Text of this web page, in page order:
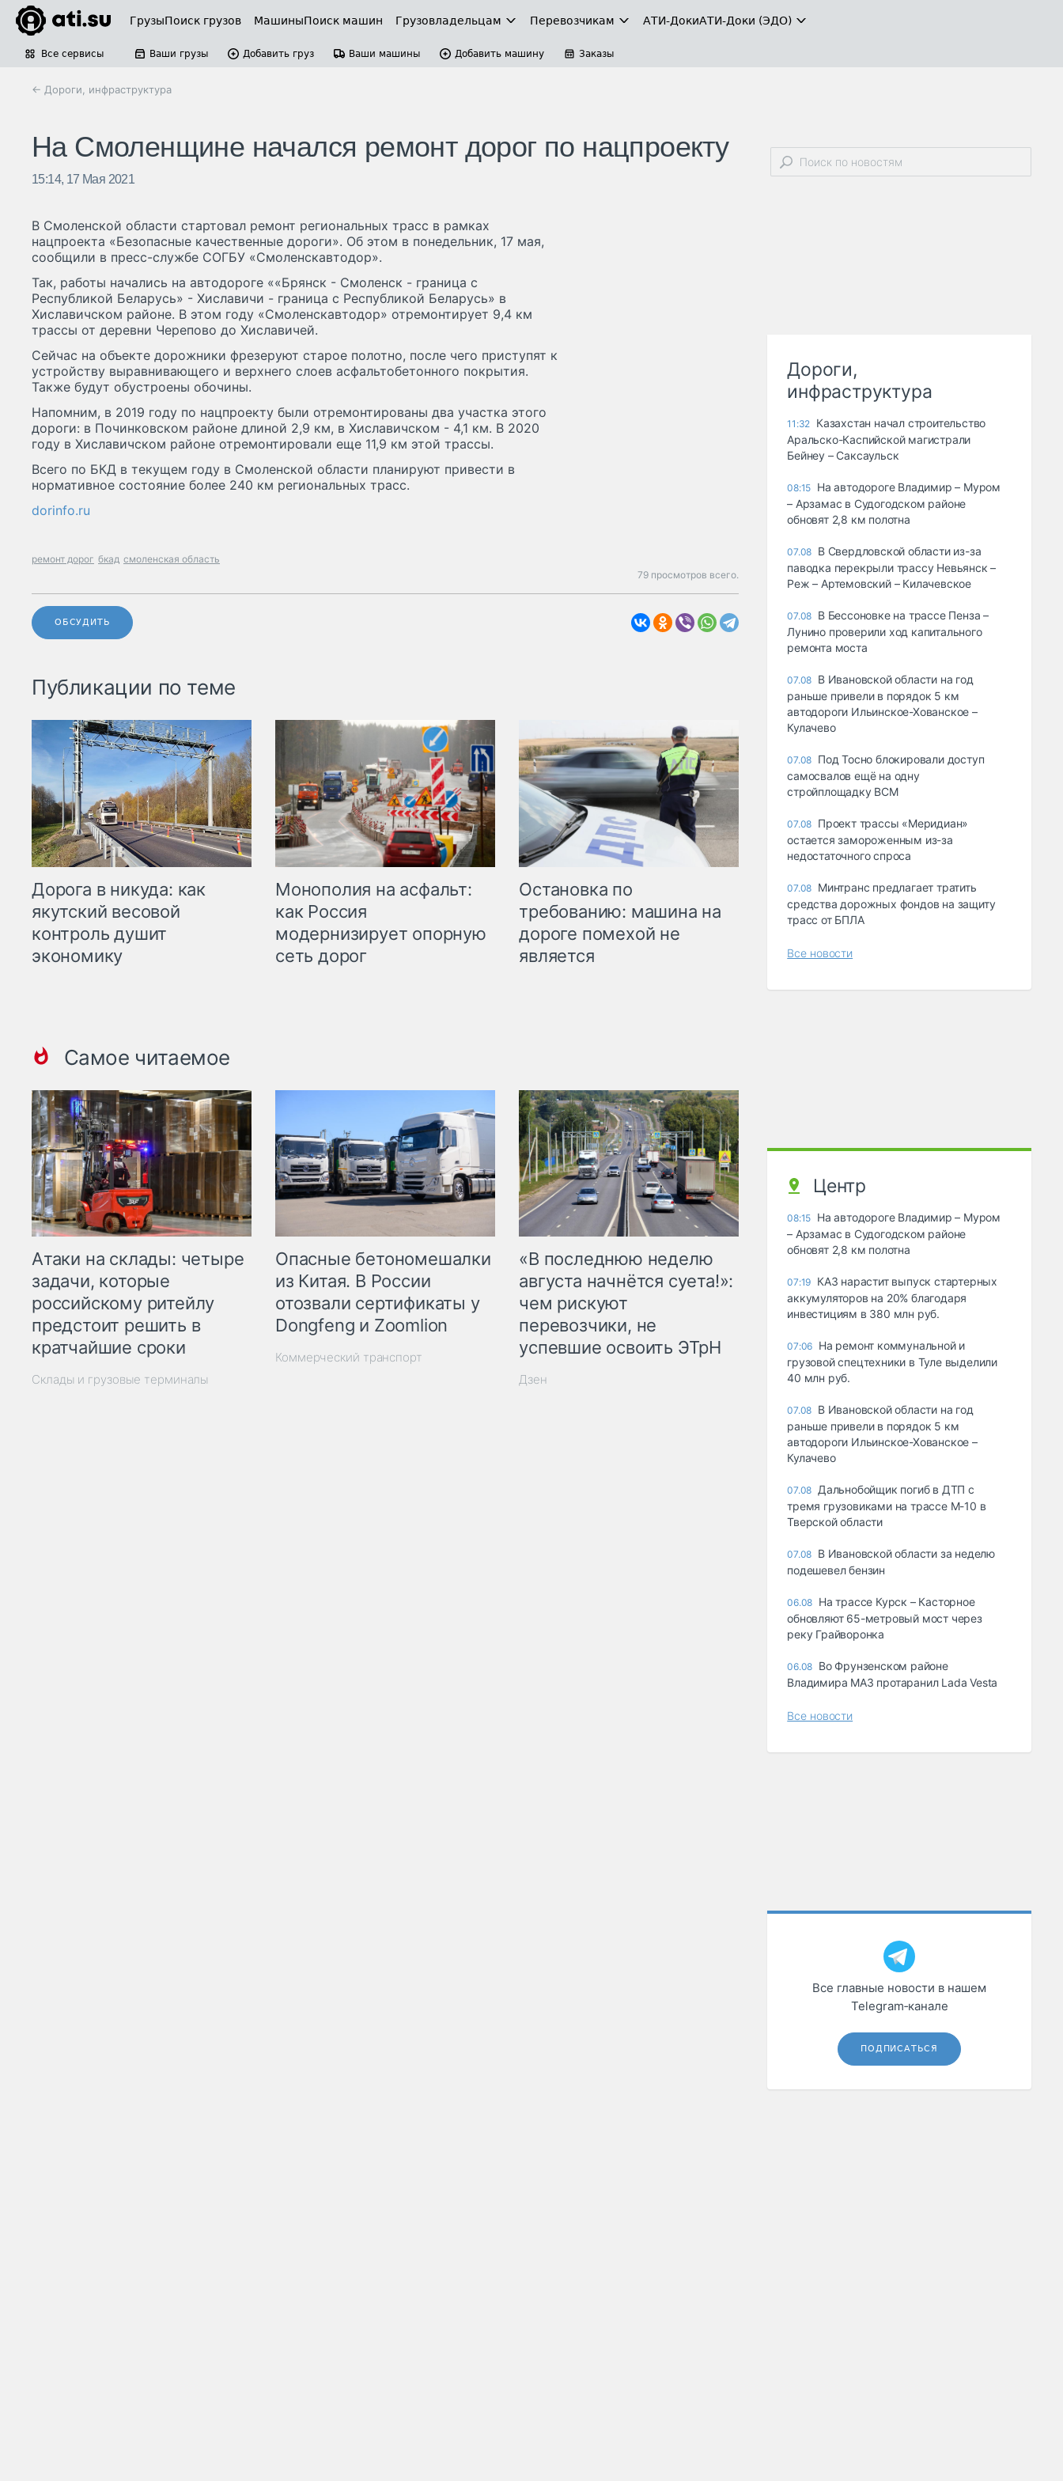
ГрузыПоиск грузов МашиныПоиск машин Грузовладельцам Перевозчикам АТИ-ДокиАТИ-Доки (ЭДО)
Все сервисы Ваши грузы Добавить груз Ваши машины Добавить машину Заказы
← Дороги, инфраструктура
На Смоленщине начался ремонт дорог по нацпроекту
15:14, 17 Мая 2021
В Смоленской области стартовал ремонт региональных трасс в рамках
нацпроекта «Безопасные качественные дороги». Об этом в понедельник, 17 мая,
сообщили в пресс-службе СОГБУ «Смоленскавтодор».
Так, работы начались на автодороге ««Брянск - Смоленск - граница с
Республикой Беларусь» - Хиславичи - граница с Республикой Беларусь» в
Хиславичском районе. В этом году «Смоленскавтодор» отремонтирует 9,4 км
трассы от деревни Черепово до Хиславичей.
Сейчас на объекте дорожники фрезеруют старое полотно, после чего приступят к
устройству выравнивающего и верхнего слоев асфальтобетонного покрытия.
Также будут обустроены обочины.
Напомним, в 2019 году по нацпроекту были отремонтированы два участка этого
дороги: в Починковском районе длиной 2,9 км, в Хиславичском - 4,1 км. В 2020
году в Хиславичском районе отремонтировали еще 11,9 км этой трассы.
Всего по БКД в текущем году в Смоленской области планируют привести в
нормативное состояние более 240 км региональных трасс.
dorinfo.ru
ремонт дорог бкад смоленская область
79 просмотров всего.
ОБСУДИТЬ
Публикации по теме
Дорога в никуда: как
якутский весовой
контроль душит
экономику
Монополия на асфальт:
как Россия
модернизирует опорную
сеть дорог
Остановка по
требованию: машина на
дороге помехой не
является
Самое читаемое
Атаки на склады: четыре
задачи, которые
российскому ритейлу
предстоит решить в
кратчайшие сроки
Склады и грузовые терминалы
Опасные бетономешалки
из Китая. В России
отозвали сертификаты у
Dongfeng и Zoomlion
Коммерческий транспорт
«В последнюю неделю
августа начнётся суета!»:
чем рискуют
перевозчики, не
успевшие освоить ЭТрН
Дзен
Дороги,
инфраструктура
11:32 Казахстан начал строительство
Аральско-Каспийской магистрали
Бейнеу – Саксаульск
08:15 На автодороге Владимир – Муром
– Арзамас в Судогодском районе
обновят 2,8 км полотна
07.08 В Свердловской области из-за
паводка перекрыли трассу Невьянск –
Реж – Артемовский – Килачевское
07.08 В Бессоновке на трассе Пенза –
Лунино проверили ход капитального
ремонта моста
07.08 В Ивановской области на год
раньше привели в порядок 5 км
автодороги Ильинское-Хованское –
Кулачево
07.08 Под Тосно блокировали доступ
самосвалов ещё на одну
стройплощадку ВСМ
07.08 Проект трассы «Меридиан»
остается замороженным из-за
недостаточного спроса
07.08 Минтранс предлагает тратить
средства дорожных фондов на защиту
трасс от БПЛА
Все новости
Центр
08:15 На автодороге Владимир – Муром
– Арзамас в Судогодском районе
обновят 2,8 км полотна
07:19 КАЗ нарастит выпуск стартерных
аккумуляторов на 20% благодаря
инвестициям в 380 млн руб.
07:06 На ремонт коммунальной и
грузовой спецтехники в Туле выделили
40 млн руб.
07.08 В Ивановской области на год
раньше привели в порядок 5 км
автодороги Ильинское-Хованское –
Кулачево
07.08 Дальнобойщик погиб в ДТП с
тремя грузовиками на трассе М-10 в
Тверской области
07.08 В Ивановской области за неделю
подешевел бензин
06.08 На трассе Курск – Касторное
обновляют 65-метровый мост через
реку Грайворонка
06.08 Во Фрунзенском районе
Владимира МАЗ протаранил Lada Vesta
Все новости
Все главные новости в нашем
Telegram‑канале
ПОДПИСАТЬСЯ